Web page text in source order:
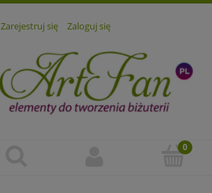
Zarejestruj się Zaloguj się